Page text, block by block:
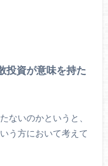
投資が意味を持た
ないのかというと、
う方において考えて